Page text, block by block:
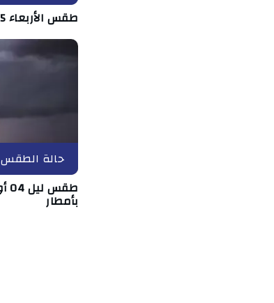
طقس الأربعاء 5 أوت 2026/ انخفاض نسبي للحرارة
حالة الطقس
بأمطار